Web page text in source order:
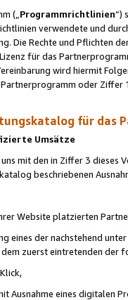
(„Programmrichtlinien“)
verwendete und
Die Rechte und Pflichten
für das
wird hiermit
oder
für das
Umsätze
uns mit den in Ziffer 3
beschriebenen
Website platzierten
der nachstehend
zuerst eintretenden der
eines digitalen